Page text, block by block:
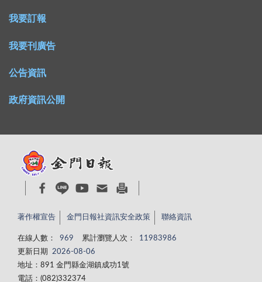
我要訂報
我要刊廣告
公告資訊
政府資訊公開
著作權宣告 金門日報社資訊安全政策 聯絡資訊
在線人數： 969 累計瀏覽人次：
11983986
更新日期
2026-08-06
地址：891 金門縣金湖鎮成功1號
電話：(082)332374